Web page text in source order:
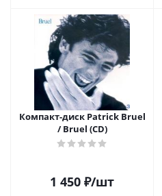
Компакт-диск Patrick Bruel
/ Bruel (CD)
1 450 ₽/шт